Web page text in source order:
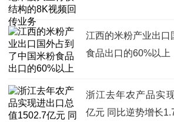
江西的米粉产业出口
食品出口的60%以上
浙江去年农产品实
亿元 同比逆势增长